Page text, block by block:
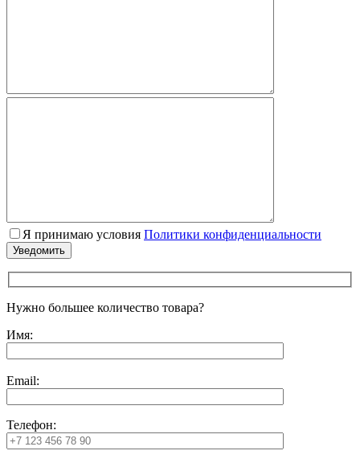
Я принимаю условия Политики конфиденциальности
Нужно большее количество товара?
Имя:
Email:
Телефон: